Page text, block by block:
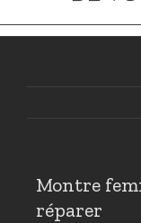
Montre
réparer